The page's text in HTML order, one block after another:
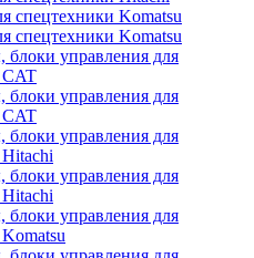
спецтехники Komatsu
спецтехники Komatsu
блоки управления для
CAT
блоки управления для
CAT
блоки управления для
блоки управления для
блоки управления для